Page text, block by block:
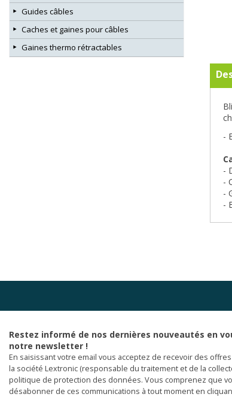
-
-
-
-
-
Guides câbles
Caches et gaines pour câbles
Gaines thermo rétractables
Restez informé de nos dernières nouveautés en
notre newsletter !
En saisissant votre email vous acceptez de recevoir des
la société Lextronic (responsable du traitement et de la
politique de protection des données. Vous comprenez que
désabonner de ces communications à tout moment en